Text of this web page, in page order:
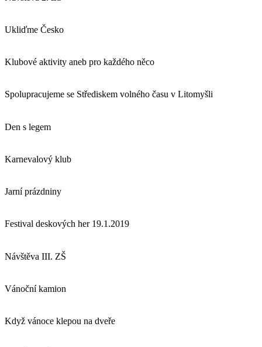
Ukliďme Česko
Klubové aktivity aneb pro každého něco
Spolupracujeme se Střediskem volného času v Litomyšli
Den s legem
Karnevalový klub
Jarní prázdniny
Festival deskových her 19.1.2019
Návštěva III. ZŠ
Vánoční kamion
Když vánoce klepou na dveře